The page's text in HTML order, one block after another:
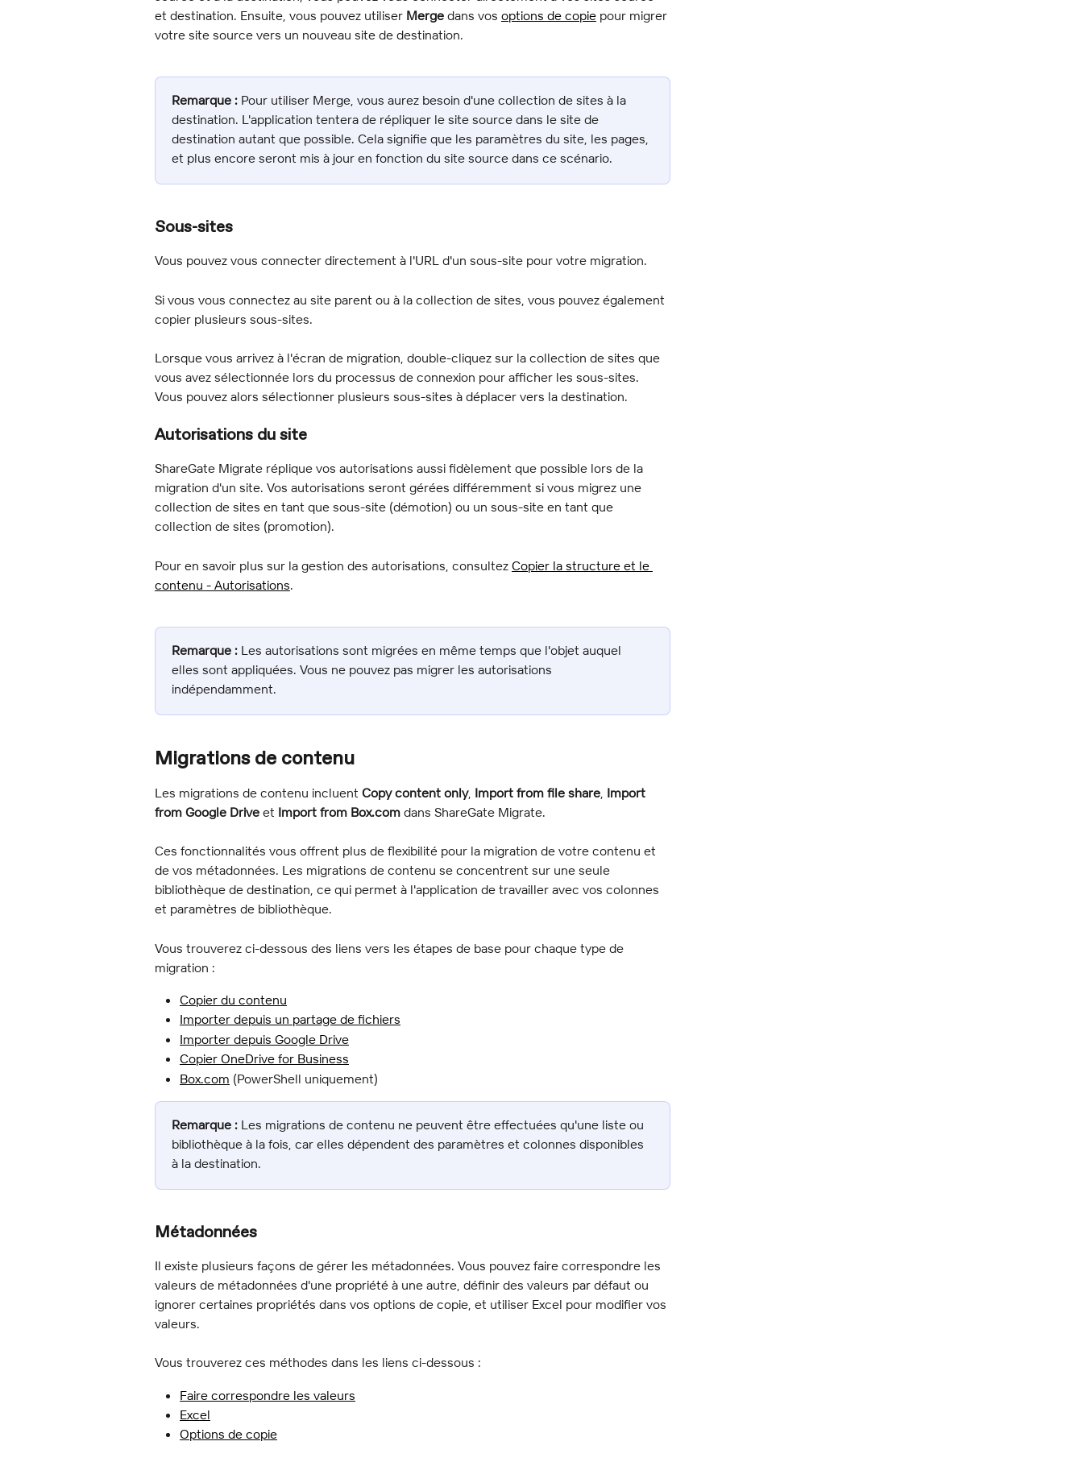
et destination. Ensuite, vous pouvez utiliser Merge dans vos options de copie pour migrer
votre site source vers un nouveau site de destination.
Remarque : Pour utiliser Merge, vous aurez besoin d'une collection de sites à la
destination. L'application tentera de répliquer le site source dans le site de
destination autant que possible. Cela signifie que les paramètres du site, les pages,
et plus encore seront mis à jour en fonction du site source dans ce scénario.
Sous-sites
Vous pouvez vous connecter directement à l'URL d'un sous-site pour votre migration.
Si vous vous connectez au site parent ou à la collection de sites, vous pouvez également
copier plusieurs sous-sites.
Lorsque vous arrivez à l'écran de migration, double-cliquez sur la collection de sites que
vous avez sélectionnée lors du processus de connexion pour afficher les sous-sites.
Vous pouvez alors sélectionner plusieurs sous-sites à déplacer vers la destination.
Autorisations du site
ShareGate Migrate réplique vos autorisations aussi fidèlement que possible lors de la
migration d'un site. Vos autorisations seront gérées différemment si vous migrez une
collection de sites en tant que sous-site (démotion) ou un sous-site en tant que
collection de sites (promotion).
Pour en savoir plus sur la gestion des autorisations, consultez Copier la structure et le
contenu - Autorisations.
Remarque : Les autorisations sont migrées en même temps que l'objet auquel
elles sont appliquées. Vous ne pouvez pas migrer les autorisations
indépendamment.
Migrations de contenu
Les migrations de contenu incluent Copy content only, Import from file share Import
from Google Drive et Import from Box.com dans ShareGate Migrate.
Ces fonctionnalités vous offrent plus de flexibilité pour la migration de votre contenu et
de vos métadonnées. Les migrations de contenu se concentrent sur une seule
bibliothèque de destination, ce qui permet à l'application de travailler avec vos colonnes
et paramètres de bibliothèque.
Vous trouverez ci-dessous des liens vers les étapes de base pour chaque type de
migration :
Copier du contenu
Importer depuis un partage de fichiers
Importer depuis Google Drive
Copier OneDrive for Business
Box.com (PowerShell uniquement)
Remarque : Les migrations de contenu ne peuvent être effectuées qu'une liste ou
bibliothèque à la fois, car elles dépendent des paramètres et colonnes disponibles
à la destination.
Métadonnées
Il existe plusieurs façons de gérer les métadonnées. Vous pouvez faire correspondre les
valeurs de métadonnées d'une propriété à une autre, définir des valeurs par défaut ou
ignorer certaines propriétés dans vos options de copie, et utiliser Excel pour modifier vos
valeurs.
Vous trouverez ces méthodes dans les liens ci-dessous :
Faire correspondre les valeurs
Excel
Options de copie